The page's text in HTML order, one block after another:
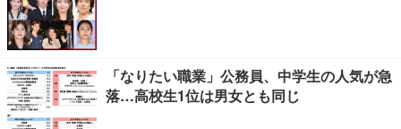
「なりたい職業」公務員、中学生の人気が急
落…高校生1位は男女とも同じ